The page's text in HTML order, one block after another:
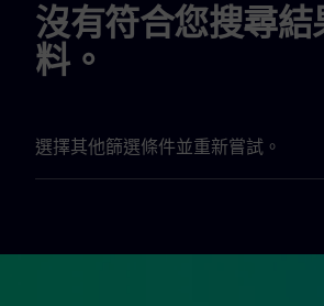
沒有符合您搜尋結
料。
選擇其他篩選條件並重新嘗試。